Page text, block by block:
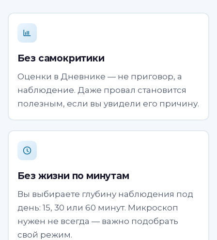
Без самокритики
Оценки в Дневнике — не приговор, а
наблюдение. Даже провал становится
полезным, если вы увидели его причину.
Без жизни по минутам
Вы выбираете глубину наблюдения под
день: 15, 30 или 60 минут. Микроскоп
нужен не всегда — важно подобрать
свой режим.